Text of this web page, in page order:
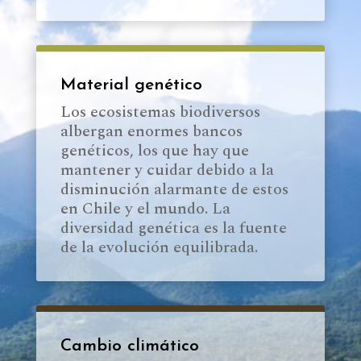
Material genético
Los ecosistemas biodiversos
albergan enormes bancos
genéticos, los que hay que
mantener y cuidar debido a la
disminución alarmante de estos
en Chile y el mundo. La
diversidad genética es la fuente
de la evolución equilibrada.
Cambio climático